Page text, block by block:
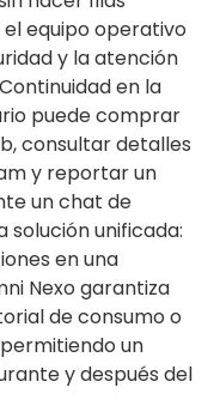
equipo operativo
y la atención
en la
puede comprar
consultar detalles
y reportar un
un chat de
solución unificada:
en una
Nexo garantiza
de consumo o
un
y después del